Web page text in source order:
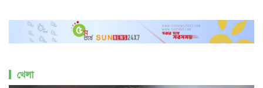
খেলা